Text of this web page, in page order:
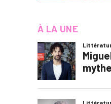
À LA UNE